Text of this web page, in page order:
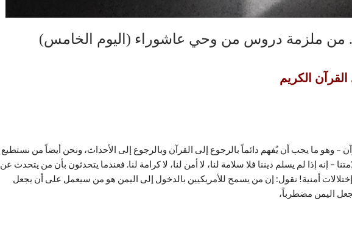
من ملزمة دروس من وحي عاشوراء (اليوم الخامس)
الكريم
– وهو ما يجب أن يُفهم دائماً بالرجوع إلى القرآن وبالرجوع إلى الأحداث، ونحن أيضاً من نستطيع
– إنه إذا لم يسلم ديننا فلا سلامة لنا، لا أمن لنا، لا كرامة لنا. فعندما يتحدثون بأن من يتحدث عن
أمنية! نقول: إن من يسمح للأمريكيين بالدخول إلى اليمن هو من سيعمل على أن يجعل
اليمن مضطرباً،